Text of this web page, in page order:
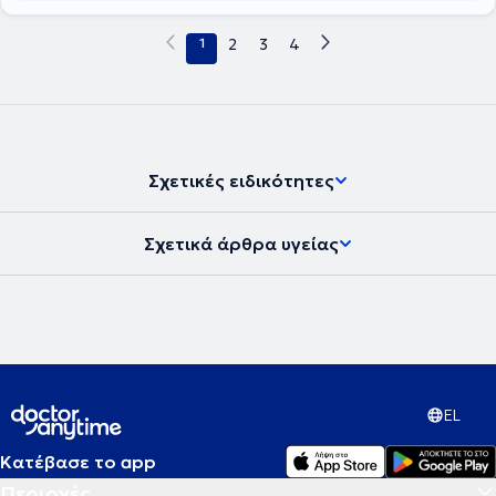
Οστών) μία μεγάλη ερευνητική εταιρεία υγειονομικής περίθαλψης
καθώς και η ΕΕΧΟΤ (Ελληνική Εταιρεία Χειρουργικής Ορθοπεδικής
καρπιαίου σωλήνα, αναίμακτη χειρουργική αντιμετώπιση
καταγμάτων καθώς και πραγματοποιεί εγχύσεις αυξητικών
παραγόντων - αιμοπεταλίων στην αντιμετώπιση παθήσεων του
την εφαρμογή πρωτοποριακών χειρουργικών τεχνικών, η
προσέγγιση του ιατρού βασίζεται σε μια φιλοσοφία ότι κάθε
να βελτιστοποιήσει αυτήν την πρόθεση συντονίζει τη μετεγχειρητική
φροντίδα που συχνά περιλαμβάνει αλληλεπίδραση με
φυσιοθεραπευτές, προπονητές και αθλητικούς εκπαιδευτές. Τέλος,
Ο συνδυασμός των ανωτέρω θέσεων καθώς και η άρτια
1 2 3 4
Σχετικές ειδικότητες
Σχετικά άρθρα υγείας
EL
Κατέβασε το app